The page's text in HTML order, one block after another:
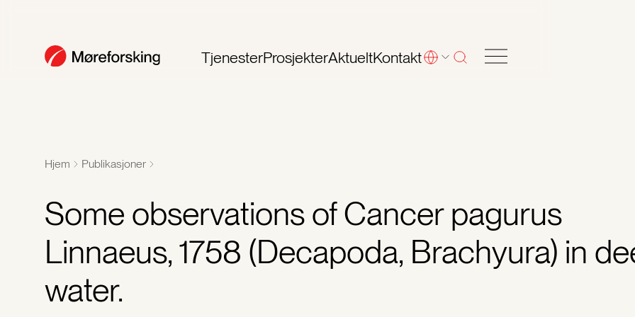
TjenesterProsjekterAktueltKontakt
Hjem Publikasjoner
Some observations of Cancer pagurus
Linnaeus, 1758 (Decapoda, Brachyura) in
water.